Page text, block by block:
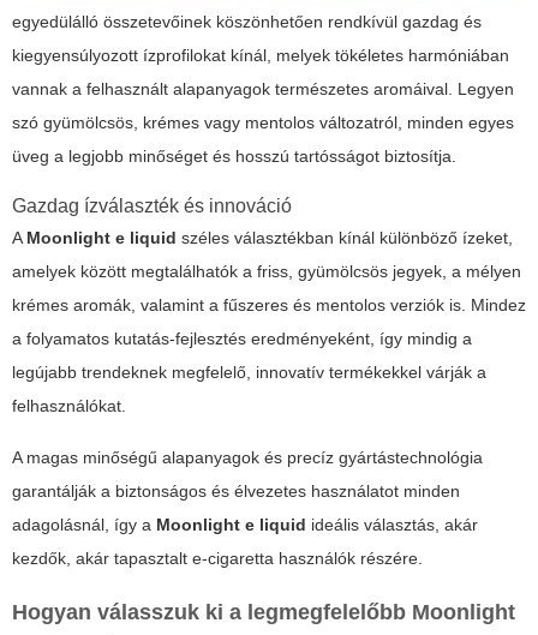
egyedülálló összetevőinek köszönhetően rendkívül gazdag és
kiegyensúlyozott ízprofilokat kínál, melyek tökéletes harmóniában
vannak a felhasznált alapanyagok természetes aromáival. Legyen
szó gyümölcsös, krémes vagy mentolos változatról, minden egyes
üveg a legjobb minőséget és hosszú tartósságot biztosítja.
Gazdag ízválaszték és innováció
A Moonlight e liquid széles választékban kínál különböző ízeket,
amelyek között megtalálhatók a friss, gyümölcsös jegyek, a mélyen
krémes aromák, valamint a fűszeres és mentolos verziók is. Mindez
a folyamatos kutatás-fejlesztés eredményeként, így mindig a
legújabb trendeknek megfelelő, innovatív termékekkel várják a
felhasználókat.
A magas minőségű alapanyagok és precíz gyártástechnológia
garantálják a biztonságos és élvezetes használatot minden
adagolásnál, így a Moonlight e liquid ideális választás, akár
kezdők, akár tapasztalt e-cigaretta használók részére.
Hogyan válasszuk ki a legmegfelelőbb Moonlight